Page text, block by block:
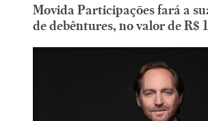
Movida Participações fará a
de debêntures, no valor de R$